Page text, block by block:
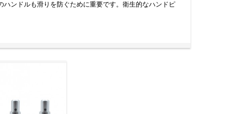
ンドルも滑りを防ぐために重要です。衛生的なハンドピ